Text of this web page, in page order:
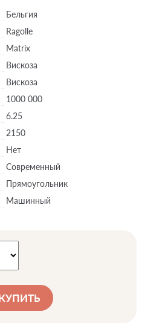
Бельгия
Ragolle
Matrix
Вискоза
Вискоза
1000 000
6.25
2150
Нет
Современный
Прямоугольник
Машинный